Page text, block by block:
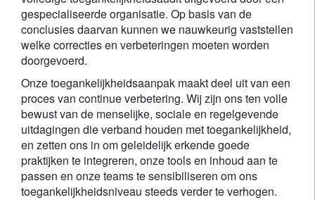
gespecialiseerde organisatie. Op basis van de
conclusies daarvan kunnen we nauwkeurig vaststellen
welke correcties en verbeteringen moeten worden
doorgevoerd.
Onze toegankelijkheidsaanpak maakt deel uit van een
proces van continue verbetering. Wij zijn ons ten volle
bewust van de menselijke, sociale en regelgevende
uitdagingen die verband houden met toegankelijkheid,
en zetten ons in om geleidelijk erkende goede
praktijken te integreren, onze tools en inhoud aan te
passen en onze teams te sensibiliseren om ons
toegankelijkheidsniveau steeds verder te verhogen.